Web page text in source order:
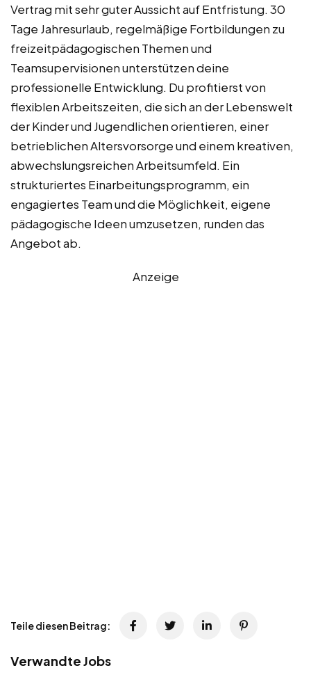
Vertrag mit sehr guter Aussicht auf Entfristung. 30
Tage Jahresurlaub, regelmäßige Fortbildungen zu
freizeitpädagogischen Themen und
Teamsupervisionen unterstützen deine
professionelle Entwicklung. Du profitierst von
flexiblen Arbeitszeiten, die sich an der Lebenswelt
der Kinder und Jugendlichen orientieren, einer
betrieblichen Altersvorsorge und einem kreativen,
abwechslungsreichen Arbeitsumfeld. Ein
strukturiertes Einarbeitungsprogramm, ein
engagiertes Team und die Möglichkeit, eigene
pädagogische Ideen umzusetzen, runden das
Angebot ab.
Anzeige
Teile diesen Beitrag:
Verwandte Jobs